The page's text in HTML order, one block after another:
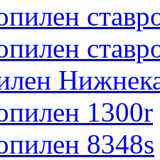
1300r
8348s